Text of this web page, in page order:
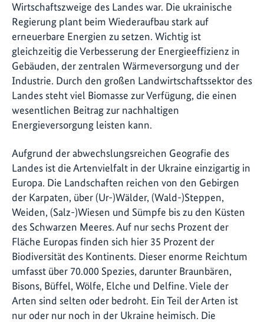
Wirtschaftszweige des Landes war. Die ukrainische
Regierung plant beim Wiederaufbau stark auf
erneuerbare Energien zu setzen. Wichtig ist
gleichzeitig die Verbesserung der Energieeffizienz in
Gebäuden, der zentralen Wärmeversorgung und der
Industrie. Durch den großen Landwirtschaftssektor des
Landes steht viel Biomasse zur Verfügung, die einen
wesentlichen Beitrag zur nachhaltigen
Energieversorgung leisten kann.
Aufgrund der abwechslungsreichen Geografie des
Landes ist die Artenvielfalt in der Ukraine einzigartig in
Europa. Die Landschaften reichen von den Gebirgen
der Karpaten, über (Ur-)Wälder, (Wald-)Steppen,
Weiden, (Salz-)Wiesen und Sümpfe bis zu den Küsten
des Schwarzen Meeres. Auf nur sechs Prozent der
Fläche Europas finden sich hier 35 Prozent der
Biodiversität des Kontinents. Dieser enorme Reichtum
umfasst über 70.000 Spezies, darunter Braunbären,
Bisons, Büffel, Wölfe, Elche und Delfine. Viele der
Arten sind selten oder bedroht. Ein Teil der Arten ist
nur oder nur noch in der Ukraine heimisch. Die